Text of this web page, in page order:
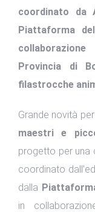
coordinato da
Piattaforma
Provincia di
filastrocche
Grande novità
maestri e
progetto per una
coordinato
dalla
in